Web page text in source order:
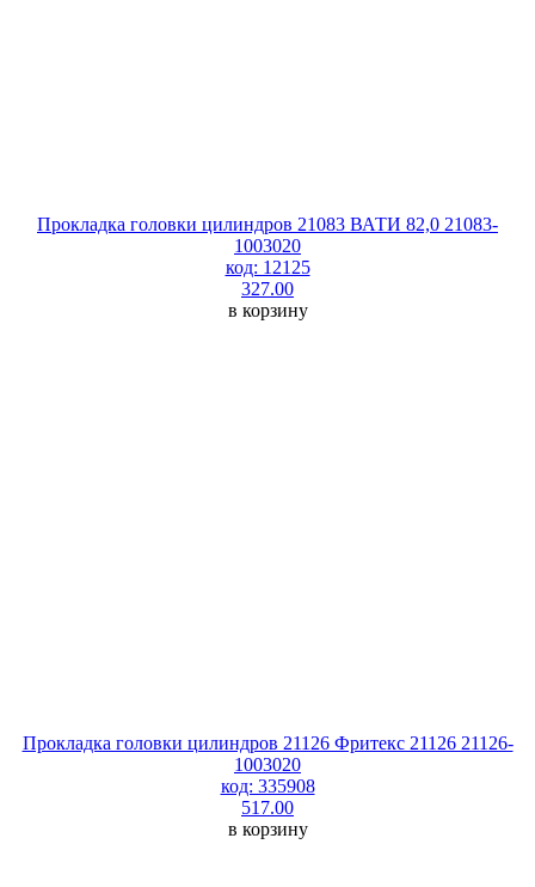
Прокладка головки цилиндров 21083 ВАТИ 82,0 21083-
1003020
код: 12125
327.00
в корзину
Прокладка головки цилиндров 21126 Фритекс 21126 21126-
1003020
код: 335908
517.00
в корзину